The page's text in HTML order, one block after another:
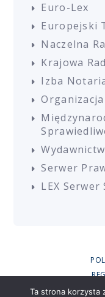
Euro-Lex
Europejski
Naczelna
Krajowa
Izba
Serwer
LEX
Ta strona korzysta